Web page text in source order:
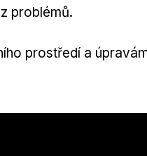
problémů.
prostředí a